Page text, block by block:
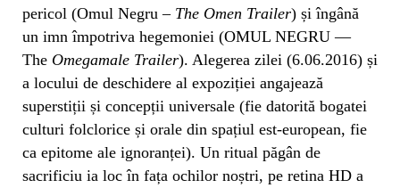
pericol (Omul Negru – The Omen Trailer) și îngână
un imn împotriva hegemoniei (OMUL NEGRU —
The Omegamale Trailer). Alegerea zilei (6.06.2016) și
a locului de deschidere al expoziției angajează
superstiții și concepții universale (fie datorită bogatei
culturi folclorice și orale din spațiul est-european, fie
ca epitome ale ignoranței). Un ritual păgân de
sacrificiu ia loc în fața ochilor noștri, pe retina HD a